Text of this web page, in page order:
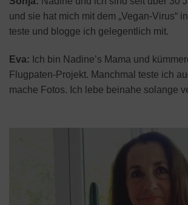
und sie hat mich mit dem „Vegan-Virus“
teste und blogge ich gelegentlich mit.
Eva: Ich bin Nadine’s Mama und
Flugpaten-Projekt. Manchmal teste ich
mache Fotos. Ich lebe beinahe solange